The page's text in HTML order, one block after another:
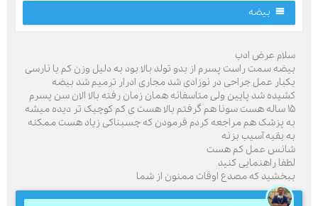
بیضه
عرض ادب
سمت راست پسرم از بدو تولد بالا بود به دلیل وزن کم یا نارسی
عمل جراحی در نوزادی شد مجاری ادرار ترمیم شد بیضه
شد پایین ولی متاسفانه همان زمان رفته بالا الان سن پسرم
۱۵ ساله هست سونا هم گرفتم بالا هست ی کم کوچیک تر دیده میشه
پزشک هم مراجعه کردم فرمودن که چسبناکی زیاد هست ممکنه
بقیه آسیب بزنه
عمل کم هست
راهنمایی کنید
که مصدع اوقات ممنون از شما